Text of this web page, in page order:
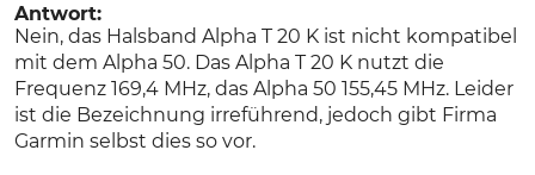
Antwort:
Nein, das Halsband Alpha T 20 K ist nicht kompatibel
mit dem Alpha 50. Das Alpha T 20 K nutzt die
Frequenz 169,4 MHz, das Alpha 50 155,45 MHz. Leider
ist die Bezeichnung irreführend, jedoch gibt Firma
Garmin selbst dies so vor.